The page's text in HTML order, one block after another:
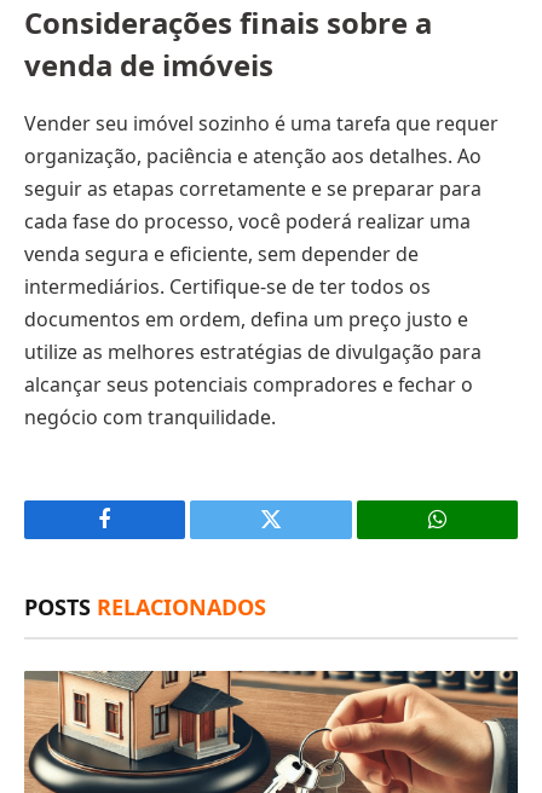
Considerações finais sobre a
venda de imóveis
Vender seu imóvel sozinho é uma tarefa que requer
organização, paciência e atenção aos detalhes. Ao
seguir as etapas corretamente e se preparar para
cada fase do processo, você poderá realizar uma
venda segura e eficiente, sem depender de
intermediários. Certifique-se de ter todos os
documentos em ordem, defina um preço justo e
utilize as melhores estratégias de divulgação para
alcançar seus potenciais compradores e fechar o
negócio com tranquilidade.
Facebook
X
POSTS RELACIONADOS